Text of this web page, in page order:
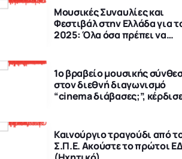
Μουσικές Συναυλίες και
Φεστιβάλ στην Ελλάδα για
2025: Όλα όσα πρέπει να
1o βραβείο μουσικής
στον διεθνή διαγωνισμό
“cinema διάβασες;”,
Γρεβενών (Video & ηχητικό)
Καινούργιο τραγούδι από
Σ.Π.Ε. Ακούστε το πρώτοι